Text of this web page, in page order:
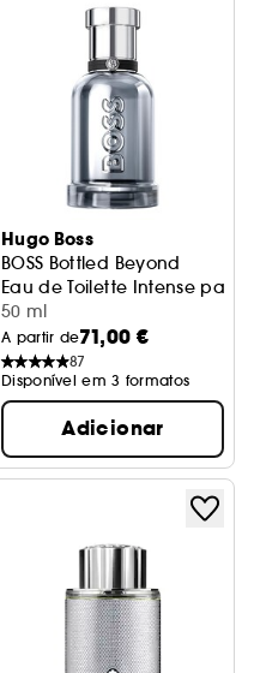
Hugo Boss
BOSS Bottled Beyond
Eau de Toilette Intense para
50 ml
A partir de71,00 €
87
Disponível em 3 formatos
Adicionar